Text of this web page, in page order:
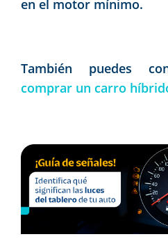
en el motor mínimo.
También puedes
comprar un carro